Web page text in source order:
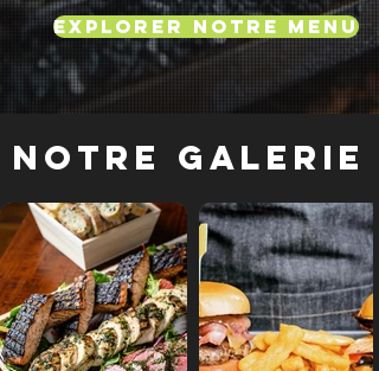
Explorer notre menu
Notre galerie